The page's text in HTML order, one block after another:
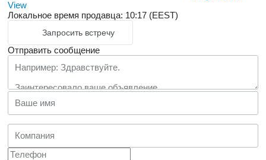
View
Локальное время продавца: 10:17 (EEST)
Запросить встречу
Отправить сообщение